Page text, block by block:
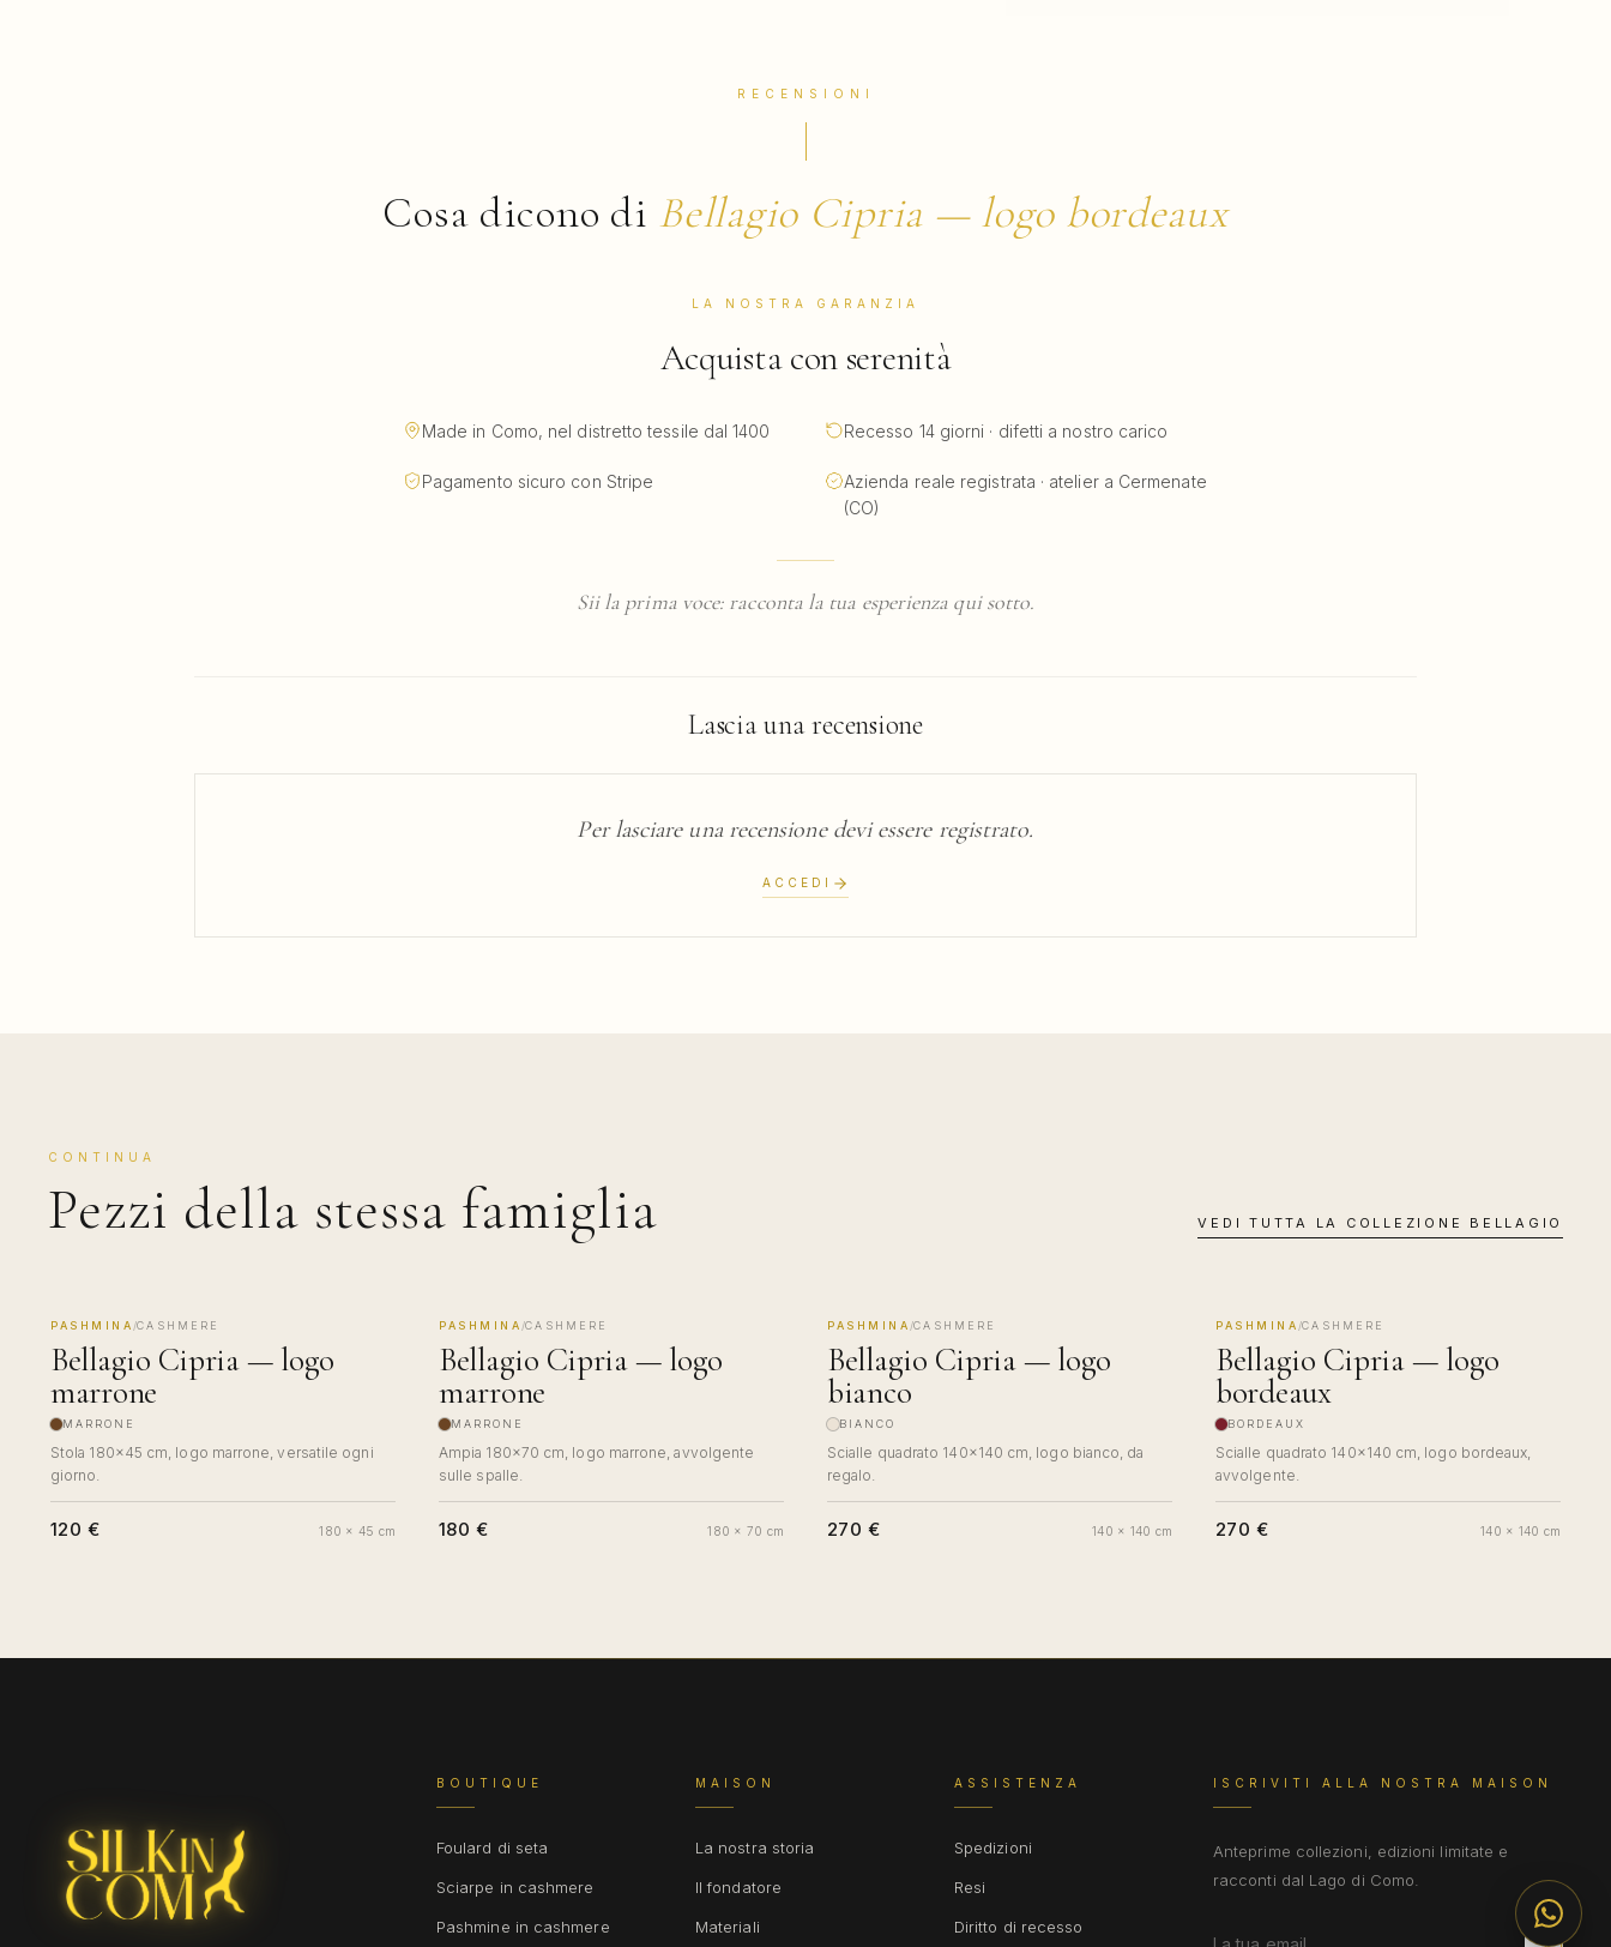
RECENSIONI
Cosa dicono di Bellagio Cipria — logo bordeaux
LA NOSTRA GARANZIA
Acquista con serenità
Made in Como, nel distretto tessile dal 1400 Recesso 14 giorni · difetti a nostro carico
Pagamento sicuro con Stripe
Azienda reale registrata · atelier a Cermenate
(CO)
Sii la prima voce: racconta la tua esperienza qui sotto.
Lascia una recensione
Per lasciare una recensione devi essere registrato.
ACCEDI
CONTINUA
Pezzi della stessa famiglia VEDI TUTTA LA COLLEZIONE BELLAGIO
MADE IN COMO
PASHMINA /CASHMERE
Bellagio Cipria — logo
marrone
MARRONE
Stola 180×45 cm, logo marrone, versatile ogni
giorno.
120 € 180 x 45 cm
MADE IN COMO
PASHMINA /CASHMERE
Bellagio Cipria — logo
marrone
MARRONE
Ampia 180×70 cm, logo marrone, avvolgente
sulle spalle.
180 € 180 x 70 cm
MADE IN COMO
PASHMINA /CASHMERE
Bellagio Cipria — logo
bianco
BIANCO
Scialle quadrato 140×140 cm, logo bianco, da
regalo.
270 € 140 x 140 cm
MADE IN COMO
PASHMINA /CASHMERE
Bellagio Cipria — logo
bordeaux
BORDEAUX
Scialle quadrato 140×140 cm, logo bordeaux,
avvolgente.
270 € 140 x 140 cm
BOUTIQUE
Foulard di seta
Sciarpe in cashmere
Pashmine in cashmere
MAISON
La nostra storia
Il fondatore
Materiali
ASSISTENZA
Spedizioni
Resi
Diritto di recesso
ISCRIVITI ALLA NOSTRA MAISON
Anteprime collezioni, edizioni limitate e
racconti dal Lago di Como.